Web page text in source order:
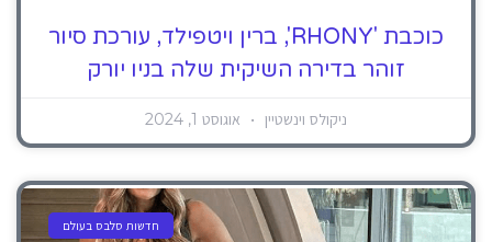
כוכבת 'RHONY', ברין ויטפילד, עורכת סיור
זוהר בדירה השיקית שלה בניו יורק
ניקולס וינשטיין אוגוסט 1, 2024
חדשות סלבס בעולם